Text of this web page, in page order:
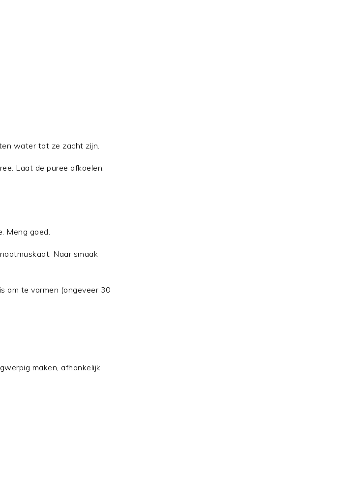
water tot ze zacht zijn.
Laat de puree afkoelen.
Meng goed.
Naar smaak
om te vormen (ongeveer 30
maken, afhankelijk